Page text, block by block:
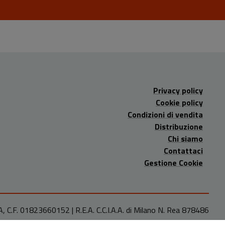
Privacy policy
Cookie policy
Condizioni di vendita
Distribuzione
Chi siamo
Contattaci
Gestione Cookie
C.F. 01823660152 | R.E.A. C.C.I.A.A. di Milano N. Rea 878486